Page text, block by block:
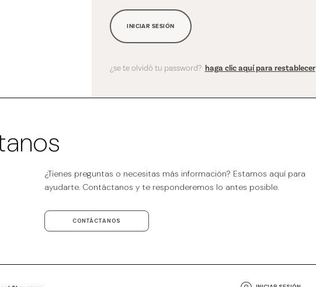
INICIAR SESIÓN
¿se te olvidó tu password? haga clic aquí para restablecer
¿Tienes preguntas o necesitas más información? Estamos aquí para
ayudarte. Contáctanos y te responderemos lo antes posible.
CONTÁCTANOS